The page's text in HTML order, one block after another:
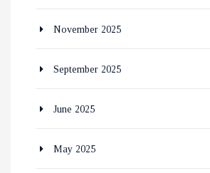
November 2025
September 2025
June 2025
May 2025